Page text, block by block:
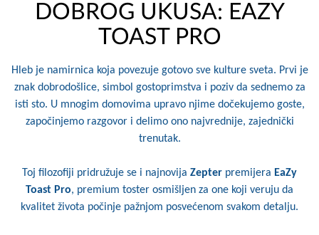
DOBROG UKUSA: EAZY
TOAST PRO
Hleb je namirnica koja povezuje gotovo sve kulture sveta. Prvi je
znak dobrodošlice, simbol gostoprimstva i poziv da sednemo za
isti sto. U mnogim domovima upravo njime dočekujemo goste,
započinjemo razgovor i delimo ono najvrednije, zajednički
trenutak.
Toj filozofiji pridružuje se i najnovija Zepter premijera EaZy
Toast Pro, premium toster osmišljen za one koji veruju da
kvalitet života počinje pažnjom posvećenom svakom detalju.